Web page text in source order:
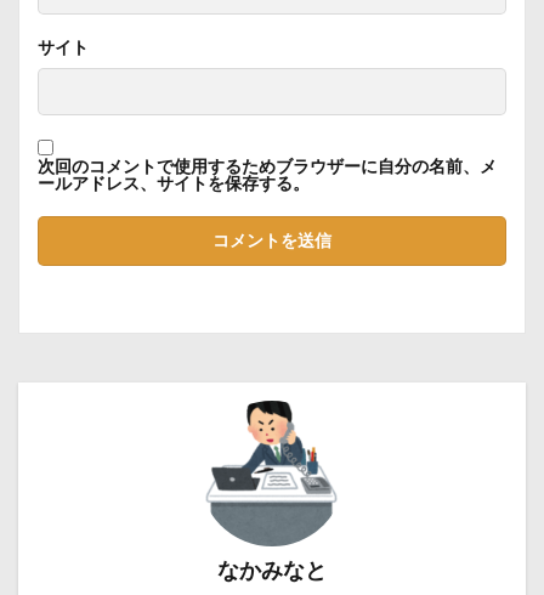
サイト
次回のコメントで使用するためブラウザーに自分の名前、メ
ールアドレス、サイトを保存する。
なかみなと